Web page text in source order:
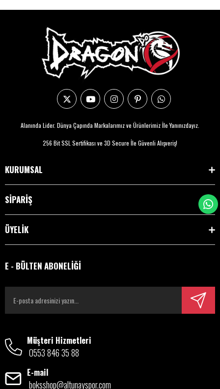
Alanında Lider. Dünya Çapında Markalarımız ve Ürünlerimiz İle Yanınızdayız.
256 Bit SSL Sertifikası ve 3D Secure İle Güvenli Alışveriş!
KURUMSAL
SİPARİŞ
ÜYELİK
E - BÜLTEN ABONELİĞİ
Müşteri Hizmetleri
0553 846 35 88
E-mail
boksshop@altunayspor.com